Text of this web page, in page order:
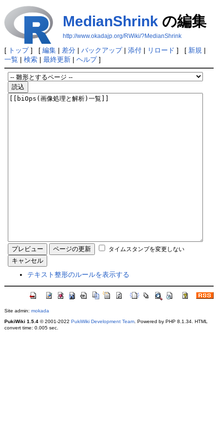
MedianShrink の編集
http://www.okadajp.org/RWiki/?MedianShrink
[ トップ] [ 編集| 差分| バックアップ| 添付| リロード ] [ 新規 |
一覧| 検索| 最終更新| ヘルプ]
タイムスタンプを変更しない
テキスト整形のルールを表示する
Site admin: mokada
PukiWiki 1.5.4© 2001-2022 PukiWiki Development Team. Powered by PHP 8.1.34. HTML
convert time: 0.005 sec.